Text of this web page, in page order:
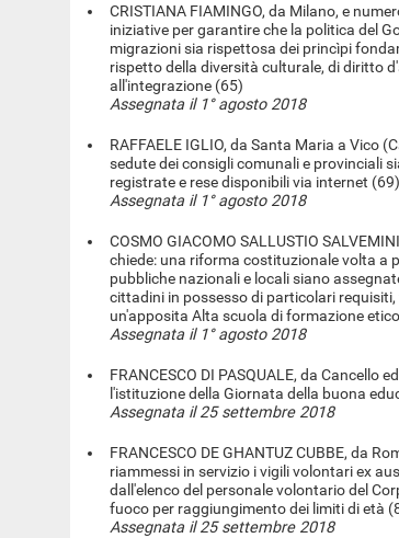
CRISTIANA FIAMINGO, da Milano, e
iniziative per garantire che la politica del
migrazioni sia rispettosa dei princìpi
rispetto della diversità culturale, di diritto
all'integrazione (65)
Assegnata il 1° agosto 2018
RAFFAELE IGLIO, da Santa Maria a Vico
sedute dei consigli comunali e provinciali
registrate e rese disponibili via internet (69)
Assegnata il 1° agosto 2018
COSMO GIACOMO SALLUSTIO
chiede: una riforma costituzionale volta a
pubbliche nazionali e locali siano
cittadini in possesso di particolari
un'apposita Alta scuola di formazione
Assegnata il 1° agosto 2018
FRANCESCO DI PASQUALE, da Cancello
l'istituzione della Giornata della buona
Assegnata il 25 settembre 2018
FRANCESCO DE GHANTUZ CUBBE, da
riammessi in servizio i vigili volontari ex
dall'elenco del personale volontario del
fuoco per raggiungimento dei limiti di età
Assegnata il 25 settembre 2018